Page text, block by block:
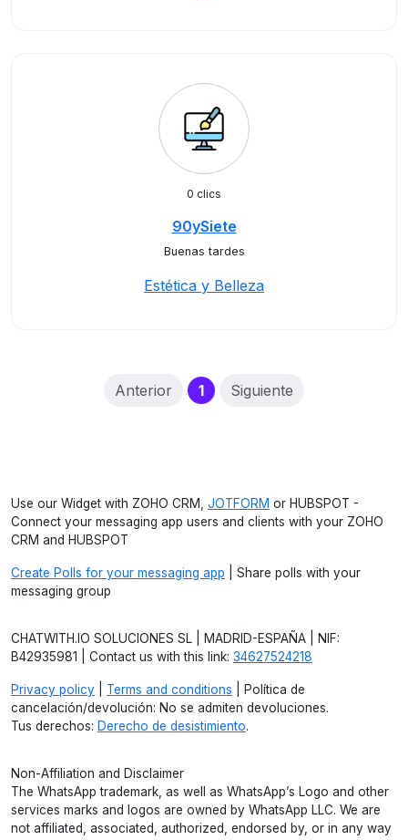
0 clics
90ySiete
Buenas tardes
Estética y Belleza
Anterior 1(current)
Siguiente
Use our Widget with ZOHO CRM, JOTFORM or HUBSPOT -
Connect your messaging app users and clients with your ZOHO
CRM and HUBSPOT
Create Polls for your messaging app | Share polls with your
messaging group
CHATWITH.IO SOLUCIONES SL | MADRID-ESPAÑA | NIF:
B42935981 | Contact us with this link: 34627524218
Privacy policy Terms and conditions | Política de
cancelación/devolución: No se admiten devoluciones.
Tus derechos: Derecho de desistimiento.
Non-Affiliation and Disclaimer
The WhatsApp trademark, as well as WhatsApp’s Logo and other
services marks and logos are owned by WhatsApp LLC. We are
not affiliated, associated, authorized, endorsed by, or in any way